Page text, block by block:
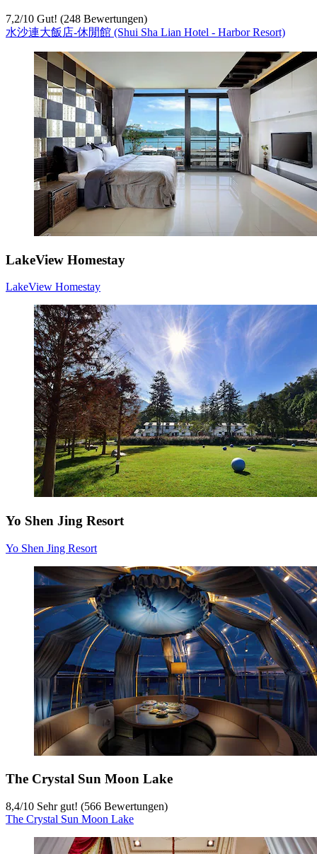
7,2/10 Gut! (248 Bewertungen)
水沙連大飯店-休閒館 (Shui Sha Lian Hotel - Harbor Resort)
LakeView Homestay
LakeView Homestay
Yo Shen Jing Resort
Yo Shen Jing Resort
The Crystal Sun Moon Lake
8,4/10 Sehr gut! (566 Bewertungen)
The Crystal Sun Moon Lake